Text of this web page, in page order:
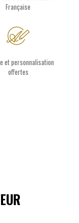
Française
et personnalisation
offertes